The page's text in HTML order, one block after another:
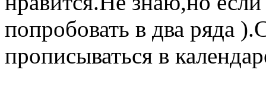
попробовать в два ряда
прописываться в